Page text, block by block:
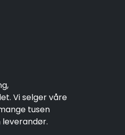
Vi selger våre
tusen
leverandør.